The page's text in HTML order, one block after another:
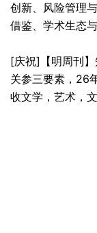
创新、风险管理
借鉴、学术生态
[庆祝]【明周刊
关参三要素，26
收文学，艺术，